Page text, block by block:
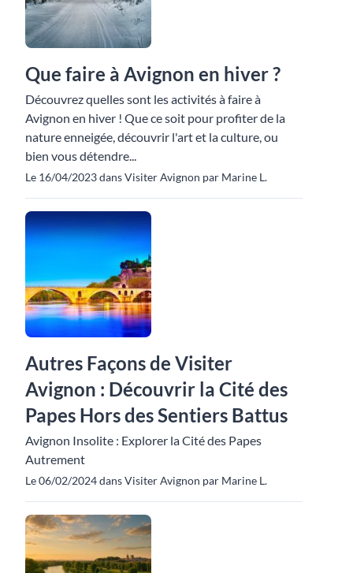
Que faire à Avignon en hiver ?
Découvrez quelles sont les activités à faire à
Avignon en hiver ! Que ce soit pour profiter de la
nature enneigée, découvrir l'art et la culture, ou
bien vous détendre...
Le 16/04/2023 dans Visiter Avignon par Marine L.
Autres Façons de Visiter
Avignon : Découvrir la Cité des
Papes Hors des Sentiers Battus
Avignon Insolite : Explorer la Cité des Papes
Autrement
Le 06/02/2024 dans Visiter Avignon par Marine L.